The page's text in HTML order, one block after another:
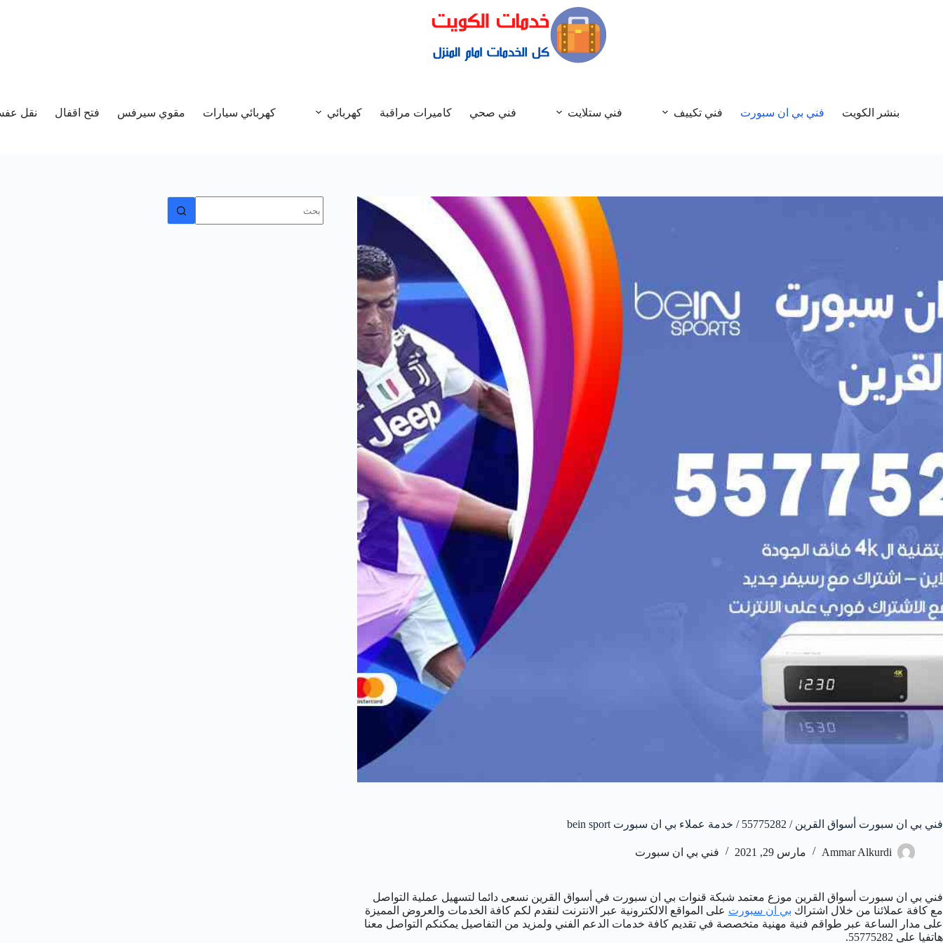
بنشر الكويت فني بي ان سبورت فني تكييف فني ستلايت فني صحي كاميرات مراقبة كهربائي كهربائي سيارات مقوي سيرفس فتح اقفال نقل
فني بي ان سبورت أسواق القرين / 55775282 / خدمة عملاء بي ان سبورت bein sport
Ammar Alkurdi مارس 29, 2021 فني بي ان سبورت
فني بي ان سبورت أسواق القرين موزع معتمد شبكة قنوات بي ان سبورت في أسواق القرين نسعى دائما لتسهيل عملية التواصل
مع كافة عملائنا من خلال اشتراك بي ان سبورت على المواقع الالكترونية عبر الانترنت لنقدم لكم كافة الخدمات والعروض المميزة
على مدار الساعة عبر طواقم فنية مهنية متخصصة في تقديم كافة خدمات الدعم الفني ولمزيد من التفاصيل يمكنكم التواصل معنا
هاتفيا على 55775282.